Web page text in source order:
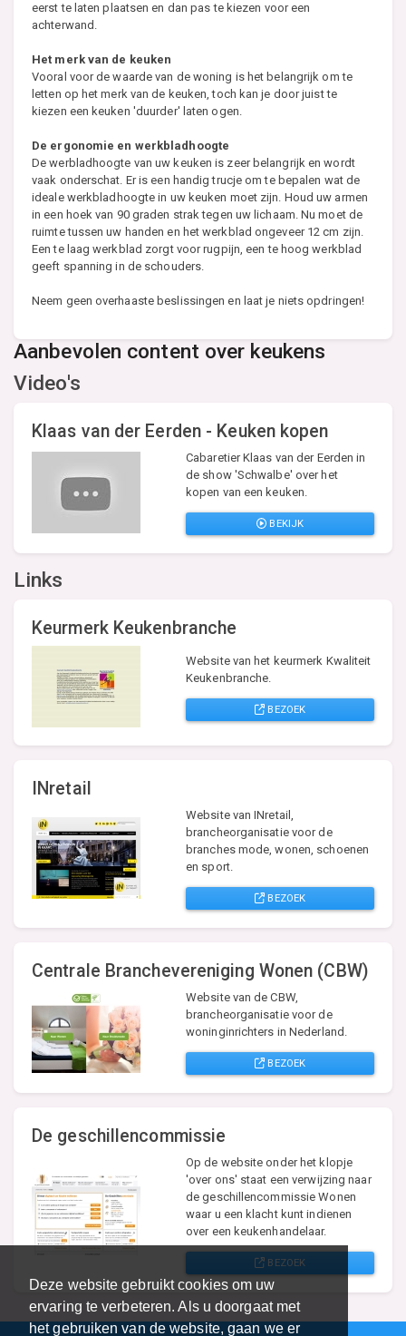
Deze website gebruikt cookies om uw
ervaring te verbeteren. Als u doorgaat met
het gebruiken van de website, gaan we er
eerst te laten plaatsen en dan pas te kiezen voor een
achterwand.
Het merk van de keuken
Vooral voor de waarde van de woning is het belangrijk om te
letten op het merk van de keuken, toch kan je door juist te
kiezen een keuken 'duurder' laten ogen.
De ergonomie en werkbladhoogte
De werbladhoogte van uw keuken is zeer belangrijk en wordt
vaak onderschat. Er is een handig trucje om te bepalen wat de
ideale werkbladhoogte in uw keuken moet zijn. Houd uw armen
in een hoek van 90 graden strak tegen uw lichaam. Nu moet de
ruimte tussen uw handen en het werkblad ongeveer 12 cm zijn.
Een te laag werkblad zorgt voor rugpijn, een te hoog werkblad
geeft spanning in de schouders.
Neem geen overhaaste beslissingen en laat je niets opdringen!
Aanbevolen content over keukens
Video's
Klaas van der Eerden - Keuken kopen
Cabaretier Klaas van der Eerden in
de show 'Schwalbe' over het
kopen van een keuken.
BEKIJK
Links
Keurmerk Keukenbranche
Website van het keurmerk Kwaliteit
Keukenbranche.
BEZOEK
INretail
Website van INretail,
brancheorganisatie voor de
branches mode, wonen, schoenen
en sport.
BEZOEK
Centrale Branchevereniging Wonen (CBW)
Website van de CBW,
brancheorganisatie voor de
woninginrichters in Nederland.
BEZOEK
De geschillencommissie
Op de website onder het klopje
'over ons' staat een verwijzing naar
de geschillencommissie Wonen
waar u een klacht kunt indienen
over een keukenhandelaar.
BEZOEK